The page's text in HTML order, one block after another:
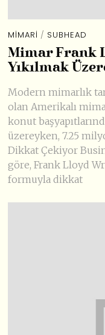
MIMARI / SUBHEAD
Mimar Frank
Yıkılmak
Modern mimarlık
olan Amerikalı
konut
üzereyken, 7.25
Dikkat Çekiyor
göre, Frank Lloyd
formuyla dikkat